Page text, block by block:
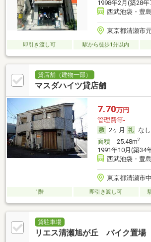
1998年2月(築28
西武池袋・豊
東京都清瀬市
即引き渡し可 駅から徒歩1分以内
貸店舗（建物一部）
マスダハイツ貸店舗
7.70万円
管理費等-
2ヶ月
なし
面積25.48m2
1991年10月(築34
西武池袋・豊
東京都清瀬市
1階 即引き渡し可
貸駐車場
リエス清瀬旭が丘 バイク置場